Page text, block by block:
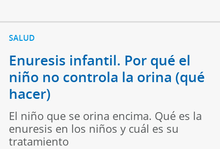
SALUD
Enuresis infantil. Por qué el
niño no controla la orina (qué
hacer)
El niño que se orina encima. Qué es la
enuresis en los niños y cuál es su
tratamiento